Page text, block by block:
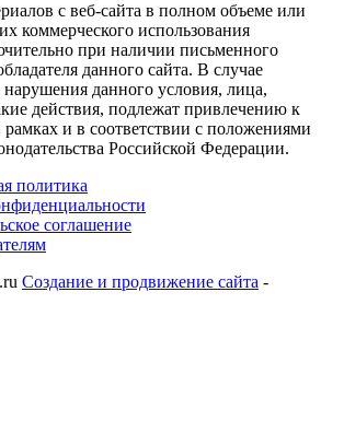
с веб-сайта в полном объеме или
коммерческого использования
при наличии письменного
данного сайта. В случае
данного условия, лица,
действия, подлежат привлечению к
рамках и в соответствии с положениями
Российской Федерации.
политика
соглашение
Создание и продвижение сайта -